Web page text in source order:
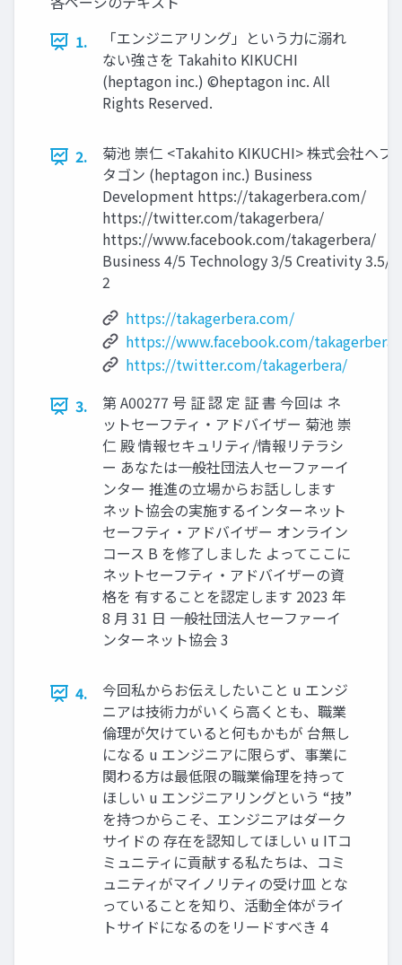
1.
「エンジニアリング」という力に溺れ
ない強さを Takahito KIKUCHI
(heptagon inc.) ©heptagon inc. All
Rights Reserved.
2.
菊池 崇仁 <Takahito KIKUCHI> 株式会社ヘプ
タゴン (heptagon inc.) Business
Development https://takagerbera.com/
https://twitter.com/takagerbera/
https://www.facebook.com/takagerbera/
Business 4/5 Technology 3/5 Creativity 3.5/5
2
https://takagerbera.com/
https://www.facebook.com/takagerbera/
https://twitter.com/takagerbera/
3.
第 A00277 号 証 認 定 証 書 今回は ネ
ットセーフティ・アドバイザー 菊池 崇
仁 殿 情報セキュリティ/情報リテラシ
ー あなたは一般社団法人セーファーイ
ンター 推進の立場からお話しします
ネット協会の実施するインターネット
セーフティ・アドバイザー オンライン
コース B を修了しました よってここに
ネットセーフティ・アドバイザーの資
格を 有することを認定します 2023 年
8 月 31 日 一般社団法人セーファーイ
ンターネット協会 3
4.
今回私からお伝えしたいこと u エンジ
ニアは技術力がいくら高くとも、職業
倫理が欠けていると何もかもが 台無し
になる u エンジニアに限らず、事業に
関わる方は最低限の職業倫理を持って
ほしい u エンジニアリングという “技”
を持つからこそ、エンジニアはダーク
サイドの 存在を認知してほしい u ITコ
ミュニティに貢献する私たちは、コミ
ュニティがマイノリティの受け皿 とな
っていることを知り、活動全体がライ
トサイドになるのをリードすべき 4